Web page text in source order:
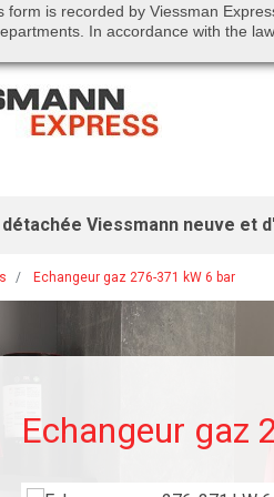
51 53
détachée Viessmann neuve et
Echangeur gaz 276-371 kW 6 bar
Echangeur gaz
form is recorded by Viessman
In accordance with the